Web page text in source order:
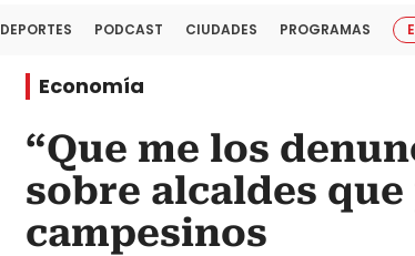
DEPORTES PODCAST CIUDADES PROGRAMAS
Economía
“Que me los
sobre alcaldes
campesinos